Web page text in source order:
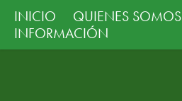
INICIO QUIENES SOMOS
INFORMACIÓN